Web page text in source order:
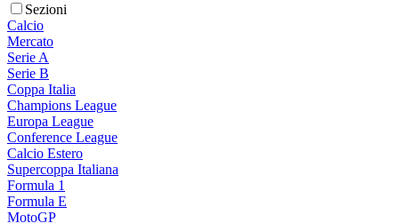
Sezioni
Calcio
Mercato
Serie A
Serie B
Coppa Italia
Champions League
Europa League
Conference League
Calcio Estero
Supercoppa Italiana
Formula 1
Formula E
MotoGP